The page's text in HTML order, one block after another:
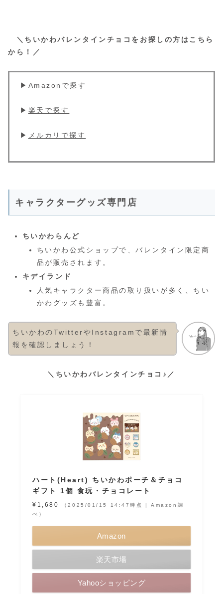
＼ちいかわバレンタインチョコをお探しの方はこちら
から！／
▶︎Amazonで探す
▶︎ 楽天で探す
▶︎ メルカリで探す
キャラクターグッズ専門店
ちいかわらんど
ちいかわ公式ショップで、バレンタイン限定商
品が販売されます。
キデイランド
人気キャラクター商品の取り扱いが多く、ちい
かわグッズも豊富。
ちいかわのTwitterやInstagramで最新情
報を確認しましょう！
＼ちいかわバレンタインチョコ♪／
ハート(Heart) ちいかわポーチ＆チョコ
ギフト 1個 食玩・チョコレート
¥1,680
（2025/01/15 14:47時点 | Amazon調
べ）
Amazon
楽天市場
Yahooショッピング